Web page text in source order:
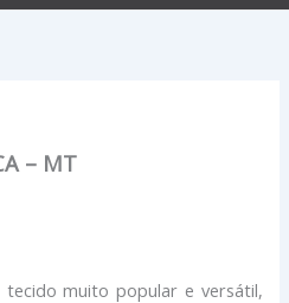
– MT
muito popular e versátil,